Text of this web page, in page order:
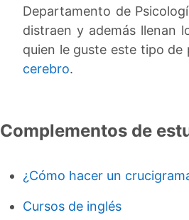
Departamento de
distraen y además llenan
quien le guste este tipo
cerebro.
Complementos de
¿Cómo hacer un
Cursos de inglés